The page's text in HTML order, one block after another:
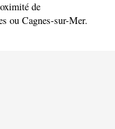
de
ou Cagnes-sur-Mer.